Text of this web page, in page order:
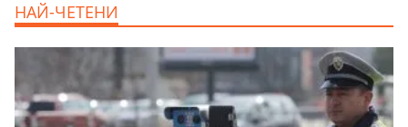
НАЙ-ЧЕТЕНИ